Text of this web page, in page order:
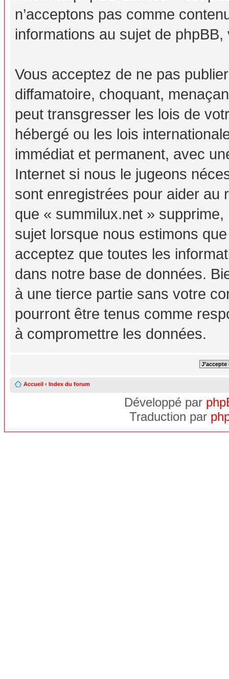
n’acceptons pas comme
informations au sujet de
Vous acceptez de ne pas
diffamatoire, choquant,
peut transgresser les lois de
hébergé ou les lois
immédiat et permanent, avec
Internet si nous le jugeons
sont enregistrées pour aider au
que « summilux.net »
sujet lorsque nous estimons
acceptez que toutes les
dans notre base de données.
à une tierce partie sans votre
pourront être tenus comme
à compromettre les données.
Accueil ‹ Index du forum
Développé par
Traduction par